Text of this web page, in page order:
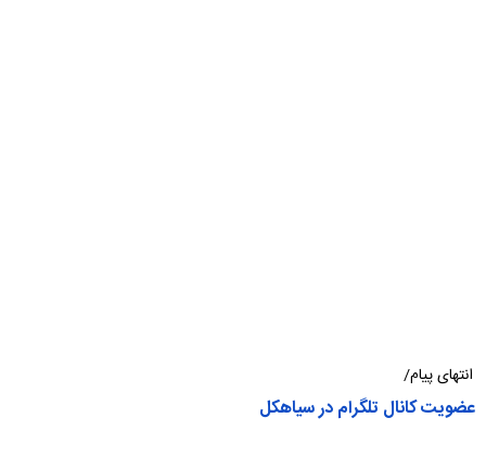
انتهای پیام/
عضویت کانال تلگرام در سیاهکل